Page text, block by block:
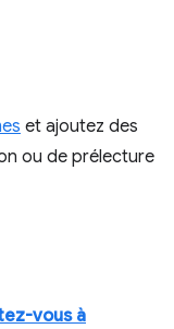
et ajoutez des
ou de prélecture
vous à